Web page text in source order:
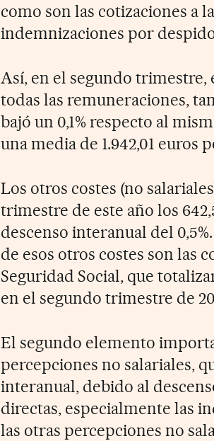
como son las cotizaciones a
indemnizaciones por
Así, en el segundo trimestre,
todas las remuneraciones,
bajó un 0,1% respecto al
una media de 1.942,01 euros
Los otros costes (no
trimestre de este año los
descenso interanual del
de esos otros costes son las
Seguridad Social, que
en el segundo trimestre de
El segundo elemento
percepciones no salariales,
interanual, debido al
directas, especialmente las
las otras percepciones no